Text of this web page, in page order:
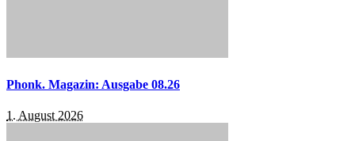
Phonk. Magazin: Ausgabe 08.26
1. August 2026